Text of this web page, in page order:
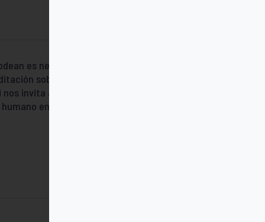
es necesario encontrar de nuevo
sobre las bienaventuranzas y
invita a tener confianza,
en la vida cotidiana, en la